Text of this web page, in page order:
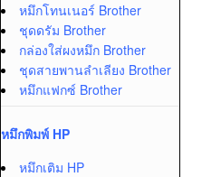
หมึกโทนเนอร์ Brother
ชุดดรัม Brother
กล่องใส่ผงหมึก Brother
ชุดสายพานลำเลียง Brother
หมึกแฟกซ์ Brother
หมึกพิมพ์ HP
หมึกเติม HP